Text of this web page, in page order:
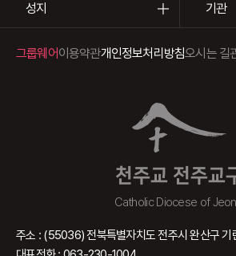
성지 기관
천주교 전주교
Catholic Diocese of
그룹웨어이용약관개인정보처리방침오시는 길
주소 : (55036) 전북특별자치도 전주시 완산구 기